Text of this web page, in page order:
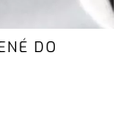
DO